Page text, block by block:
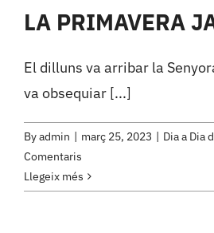
LA PRIMAVERA
El dilluns va arribar la
va obsequiar [...]
Byadmin març 25, 2023 Dia a Dia
Comentaris
Llegeix més